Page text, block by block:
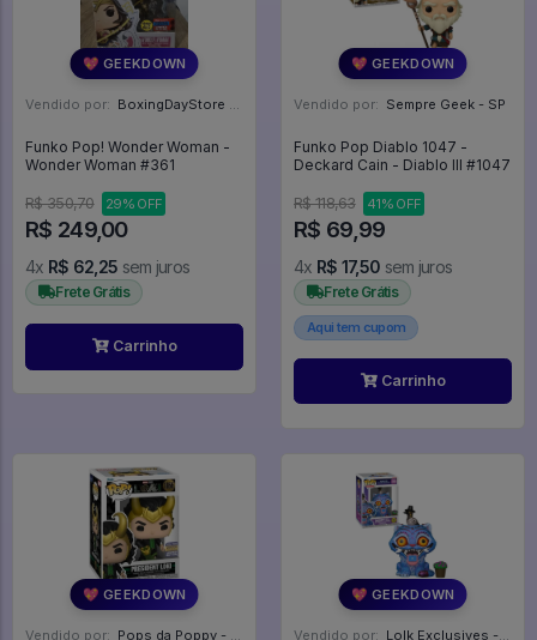
💖 GEEKDOWN
Vendido por: BoxingDayStore - GO
Funko Pop! Wonder Woman -
Wonder Woman #361
R$ 350,70 29% OFF
R$ 249,00
4x R$ 62,25 sem juros
Frete Grátis
Carrinho
💖 GEEKDOWN
Vendido por: Sempre Geek - SP
Funko Pop Diablo 1047 -
Deckard Cain - Diablo III #1047
R$ 118,63 41% OFF
R$ 69,99
4x R$ 17,50 sem juros
Frete Grátis
Aqui tem cupom
Carrinho
💖 GEEKDOWN
Vendido por: Pops da Poppy - SP
💖 GEEKDOWN
Vendido por: Lolk Exclusives - SP